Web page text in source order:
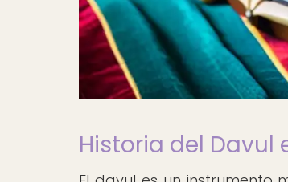
Historia del Davul